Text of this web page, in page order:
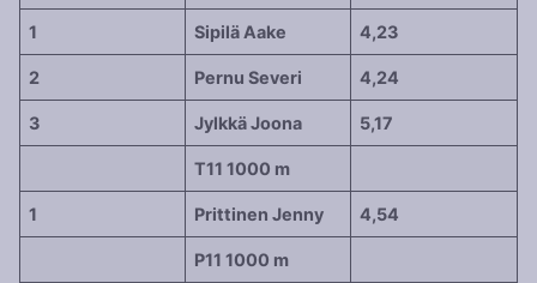
1 Sipilä Aake 4,23
2 Pernu Severi 4,24
3 Jylkkä Joona 5,17
T11 1000 m
1 Prittinen Jenny 4,54
P11 1000 m